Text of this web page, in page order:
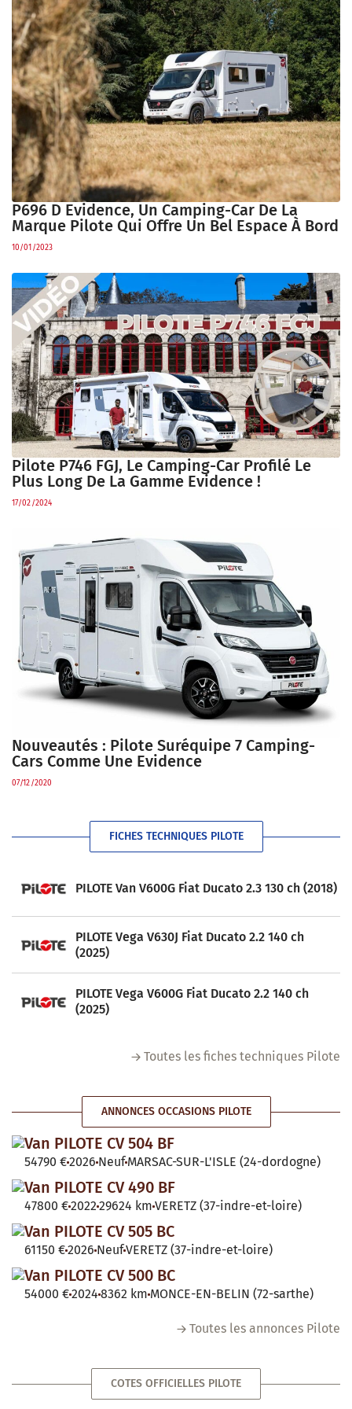
P696 D Evidence, Un Camping-Car De La
Marque Pilote Qui Offre Un Bel Espace À Bord
10/01/2023
Pilote P746 FGJ, Le Camping-Car Profilé Le
Plus Long De La Gamme Evidence !
17/02/2024
Nouveautés : Pilote Suréquipe 7 Camping-
Cars Comme Une Evidence
07/12/2020
FICHES TECHNIQUES PILOTE
PILOTE Van V600G Fiat Ducato 2.3 130 ch (2018)
PILOTE Vega V630J Fiat Ducato 2.2 140 ch
(2025)
PILOTE Vega V600G Fiat Ducato 2.2 140 ch
(2025)
Toutes les fiches techniques Pilote
ANNONCES OCCASIONS PILOTE
Van PILOTE CV 504 BF
54790 €2026 Neuf MARSAC-SUR-L'ISLE (24-dordogne)
Van PILOTE CV 490 BF
47800 €2022 29624 km VERETZ (37-indre-et-loire)
Van PILOTE CV 505 BC
61150 €2026 NeufVERETZ (37-indre-et-loire)
Van PILOTE CV 500 BC
54000 €2024 8362 km MONCE-EN-BELIN (72-sarthe)
Toutes les annonces Pilote
COTES OFFICIELLES PILOTE